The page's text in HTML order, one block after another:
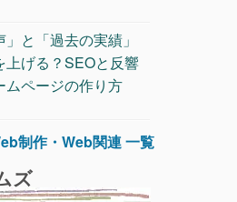
」と「過去の実績」
上げる？SEOと反響
ムページの作り方
制作・Web関連 一覧
ズ